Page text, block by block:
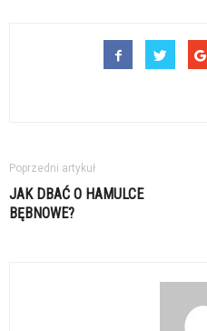
Poprzedni artykuł
JAK DBAĆ O HAMULCE
BĘBNOWE?